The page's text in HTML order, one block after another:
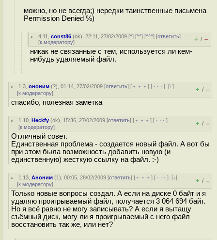
можно, но не всегда;) нередки таинственные письмена
Permission Denied %)
4.11 ,const86 (ok), 22:11, 27/02/2009 [^] [^^] [^^^] [ответить]
[к модератору] + / –
никак не связанные с тем, используется ли кем-
нибудь удаляемый файл.
1.3 ,ононим (?), 01:14, 27/02/2009 [ответить] [ ﹢﹢﹢] [ · · ·][↑]
[к модератору] + / –
спасибо, полезная заметка
1.10 ,Heckfy (ok), 15:36, 27/02/2009 [ответить] [ ﹢﹢﹢] [ · · ·]
[к модератору] + / –
Отличный совет.
Единственная проблема - создается новый файл. А вот бы
при этом была возможность добавить новую (и
единственную) жесткую ссылку на файл. :-)
1.13 ,Аноним (1), 00:05, 28/02/2009 [ответить] [ ﹢﹢﹢] [ · · ·][↓]
[к модератору] + / –
Только новые вопросы создал. А если на диске 0 байт и я
удаляю проигрываемый файл, получается 3 064 694 байт.
Но я всё равно не могу записывать? А если я вытащу
съёмный диск, могу ли я проигрываемый с него файл
восстановить так же, или нет?